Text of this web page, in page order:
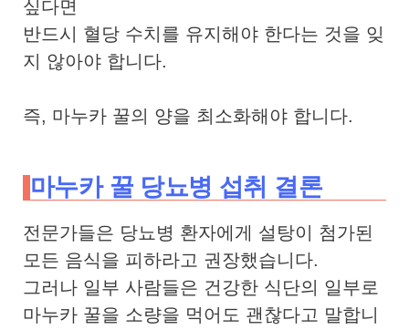
싶다면
반드시 혈당 수치를 유지해야 한다는 것을 잊
지 않아야 합니다.
즉, 마누카 꿀의 양을 최소화해야 합니다.
마누카 꿀 당뇨병 섭취 결론
전문가들은 당뇨병 환자에게 설탕이 첨가된
모든 음식을 피하라고 권장했습니다.
그러나 일부 사람들은 건강한 식단의 일부로
마누카 꿀을 소량을 먹어도 괜찮다고 말합니